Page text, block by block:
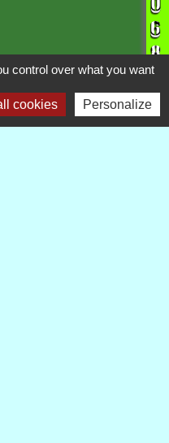
Voir tout
control over what you want
cookies Personalize